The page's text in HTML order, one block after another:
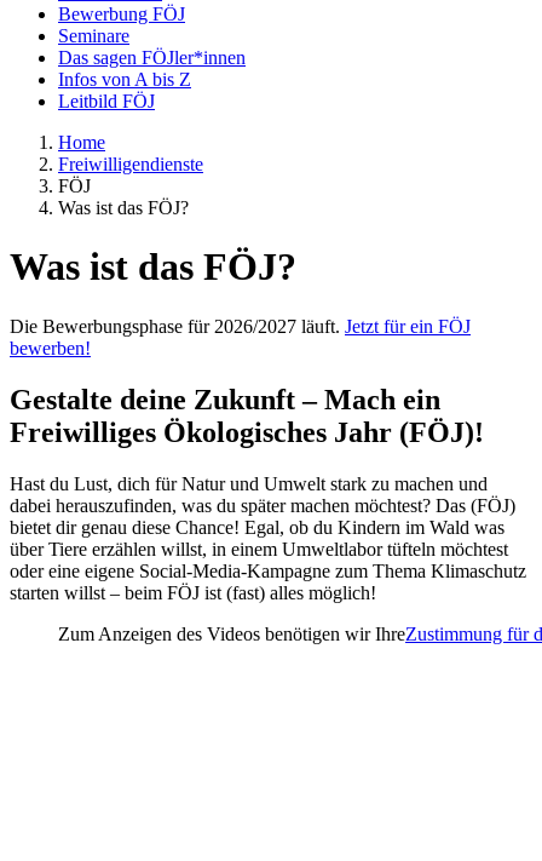
Bewerbung FÖJ
Seminare
Das sagen FÖJler*innen
Infos von A bis Z
Leitbild FÖJ
Home
Freiwilligendienste
FÖJ
Was ist das FÖJ?
Was ist das FÖJ?
Die Bewerbungsphase für 2026/2027 läuft. Jetzt für ein FÖJ
bewerben!
Gestalte deine Zukunft – Mach ein
Freiwilliges Ökologisches Jahr (FÖJ)!
Hast du Lust, dich für Natur und Umwelt stark zu machen und
dabei herauszufinden, was du später machen möchtest? Das (FÖJ)
bietet dir genau diese Chance! Egal, ob du Kindern im Wald was
über Tiere erzählen willst, in einem Umweltlabor tüfteln möchtest
oder eine eigene Social-Media-Kampagne zum Thema Klimaschutz
starten willst – beim FÖJ ist (fast) alles möglich!
Zum Anzeigen des Videos benötigen wir IhreZustimmung für